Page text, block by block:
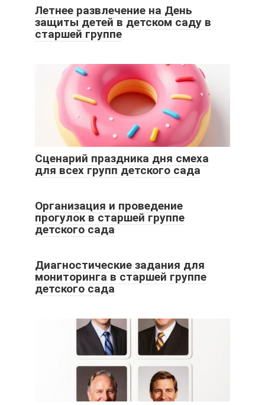
Летнее развлечение на День
защиты детей в детском саду в
старшей группе
Сценарий праздника дня смеха
для всех групп детского сада
Организация и проведение
прогулок в старшей группе
детского сада
Диагностические задания для
мониторинга в старшей группе
детского сада